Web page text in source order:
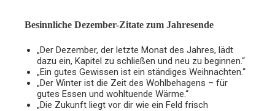
Besinnliche Dezember-Zitate zum Jahresende
„Der Dezember, der letzte Monat des Jahres, lädt
dazu ein, Kapitel zu schließen und neu zu beginnen.“
„Ein gutes Gewissen ist ein ständiges Weihnachten.“
„Der Winter ist die Zeit des Wohlbehagens – für
gutes Essen und wohltuende Wärme.“
„Die Zukunft liegt vor dir wie ein Feld frisch